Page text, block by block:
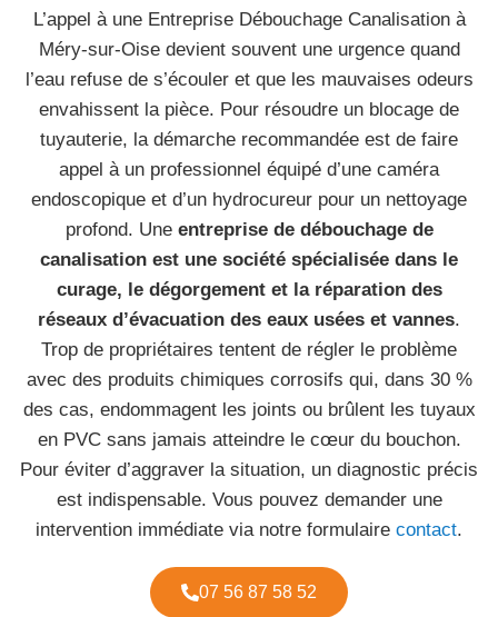
L’appel à une Entreprise Débouchage Canalisation à
Méry-sur-Oise devient souvent une urgence quand
l’eau refuse de s’écouler et que les mauvaises odeurs
envahissent la pièce. Pour résoudre un blocage de
tuyauterie, la démarche recommandée est de faire
appel à un professionnel équipé d’une caméra
endoscopique et d’un hydrocureur pour un nettoyage
profond. Une entreprise de débouchage de
canalisation est une société spécialisée dans le
curage, le dégorgement et la réparation des
réseaux d’évacuation des eaux usées et vannes.
Trop de propriétaires tentent de régler le problème
avec des produits chimiques corrosifs qui, dans 30 %
des cas, endommagent les joints ou brûlent les tuyaux
en PVC sans jamais atteindre le cœur du bouchon.
Pour éviter d’aggraver la situation, un diagnostic précis
est indispensable. Vous pouvez demander une
intervention immédiate via notre formulaire contact.
07 56 87 58 52